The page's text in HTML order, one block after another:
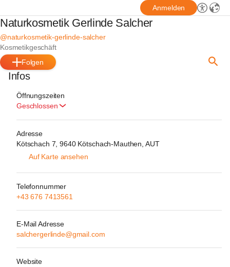
Anmelden
Naturkosmetik Gerlinde Salcher
@naturkosmetik-gerlinde-salcher
Kosmetikgeschäft
Folgen
Infos
Öffnungszeiten
Geschlossen
Adresse
Kötschach 7, 9640 Kötschach-Mauthen, AUT
Auf Karte ansehen
Telefonnummer
+43 676 7413561
E-Mail Adresse
salchergerlinde@gmail.com
Website